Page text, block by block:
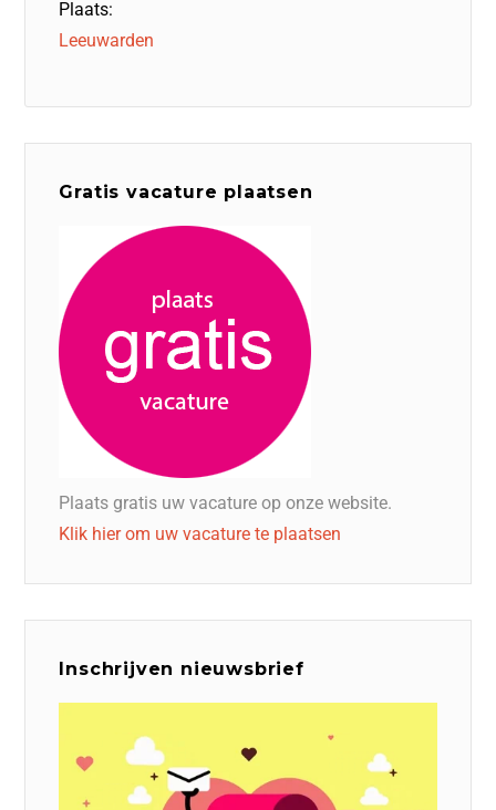
Plaats:
Leeuwarden
Gratis vacature plaatsen
Plaats gratis uw vacature op onze website.
Klik hier om uw vacature te plaatsen
Inschrijven nieuwsbrief